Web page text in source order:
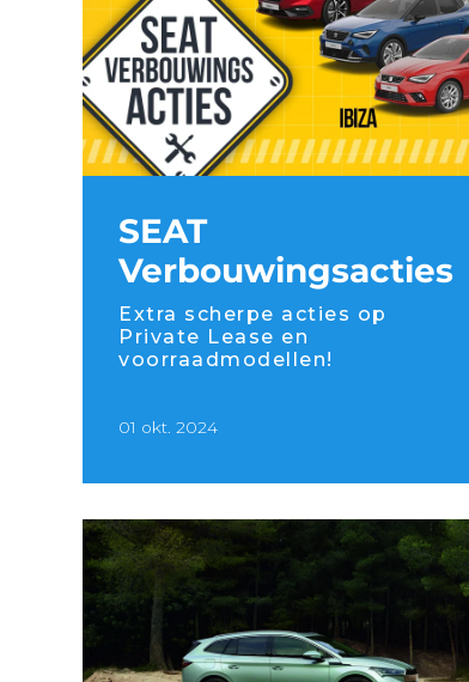
SEAT
Verbouwingsacties
Extra scherpe acties op
Private Lease en
voorraadmodellen!
01 okt. 2024